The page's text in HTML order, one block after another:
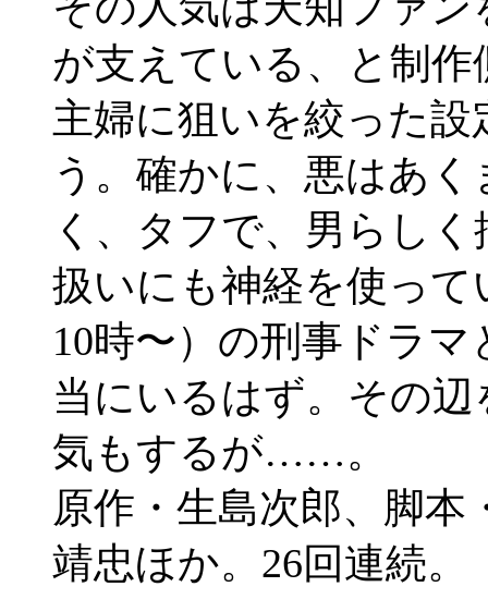
が支えている、と制
主婦に狙いを絞った
う。確かに、悪はあ
く、タフで、男らし
扱いにも神経を使っ
10時〜）の刑事ドラ
当にいるはず。その
気もするが……。
原作・生島次郎、脚
靖忠ほか。26回連続。